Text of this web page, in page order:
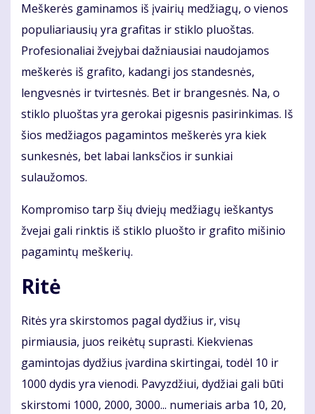
Meškerės gaminamos iš įvairių medžiagų, o vienos
populiariausių yra grafitas ir stiklo pluoštas.
Profesionaliai žvejybai dažniausiai naudojamos
meškerės iš grafito, kadangi jos standesnės,
lengvesnės ir tvirtesnės. Bet ir brangesnės. Na, o
stiklo pluoštas yra gerokai pigesnis pasirinkimas. Iš
šios medžiagos pagamintos meškerės yra kiek
sunkesnės, bet labai lanksčios ir sunkiai
sulaužomos.
Kompromiso tarp šių dviejų medžiagų ieškantys
žvejai gali rinktis iš stiklo pluošto ir grafito mišinio
pagamintų meškerių.
Ritė
Ritės yra skirstomos pagal dydžius ir, visų
pirmiausia, juos reikėtų suprasti. Kiekvienas
gamintojas dydžius įvardina skirtingai, todėl 10 ir
1000 dydis yra vienodi. Pavyzdžiui, dydžiai gali būti
skirstomi 1000, 2000, 3000... numeriais arba 10, 20,